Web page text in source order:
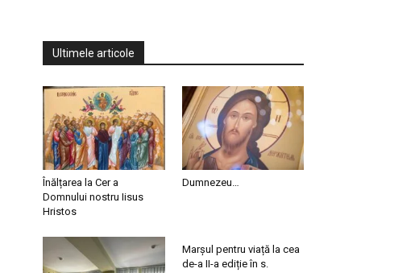
Ultimele articole
Înălțarea la Cer a
Domnului nostru Iisus
Hristos
Dumnezeu…
Marșul pentru viață la cea
de-a II-a ediție în s.